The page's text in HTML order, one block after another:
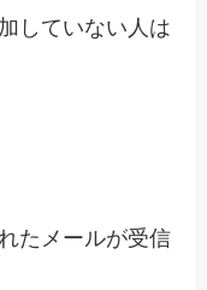
していない人は
たメールが受信